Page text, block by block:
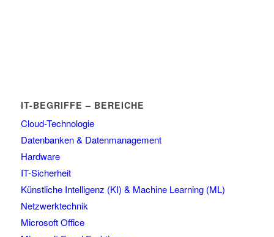
IT-BEGRIFFE – BEREICHE
Cloud-Technologie
Datenbanken & Datenmanagement
Hardware
IT-Sicherheit
Künstliche Intelligenz (KI) & Machine Learning (ML)
Netzwerktechnik
Microsoft Office